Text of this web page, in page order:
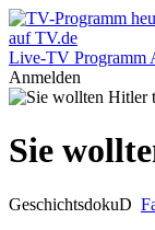
Live-TV Programm
Anmelden
Sie
GeschichtsdokuD